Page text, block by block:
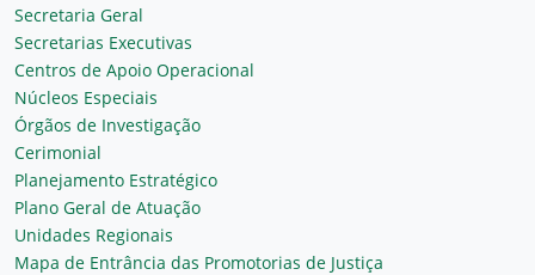
Secretaria Geral
Secretarias Executivas
Centros de Apoio Operacional
Núcleos Especiais
Órgãos de Investigação
Cerimonial
Planejamento Estratégico
Plano Geral de Atuação
Unidades Regionais
Mapa de Entrância das Promotorias de Justiça